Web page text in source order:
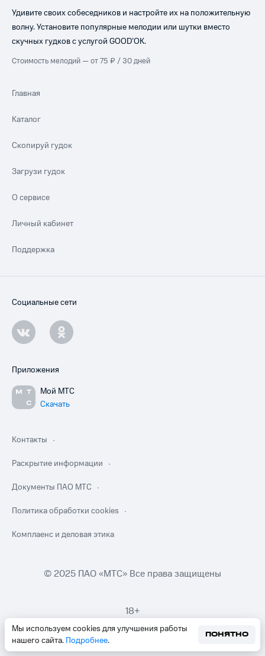
Мы используем cookies для улучшения работы
нашего сайта. Подробнее.
ПОНЯТНО
Удивите своих собеседников и настройте их на положительную
волну. Установите популярные мелодии или шутки вместо
скучных гудков с услугой GOOD’OK.
Стоимость мелодий — от 75 ₽ / 30 дней
Главная
Каталог
Скопируй гудок
Загрузи гудок
О сервисе
Личный кабинет
Поддержка
Социальные сети
Приложения
Мой МТС
Скачать
Контакты
Раскрытие информации
Документы ПАО МТС
Политика обработки cookies
Комплаенс и деловая этика
© 2025 ПАО «МТС» Все права защищены
18+